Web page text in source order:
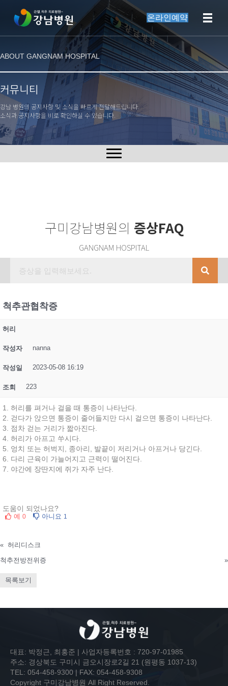
온라인예약
ABOUT GANGNAM HOSPITAL
커뮤니티
강남 병원의 공지사항 및 소식을 빠르게 전달해드립니다.
소식과 공지사항을 비로 확인하실 수 있습니다.
구미강남병원의 증상FAQ
GANGNAM HOSPITAL
척추관협착증
허리
작성자 nanna
작성일 2023-05-08 16:19
조회 223
1. 허리를 펴거나 걸을 때 통증이 나타난다.
2. 걷다가 앉으면 통증이 줄어들지만 다시 걸으면 통증이 나타난다.
3. 점차 걷는 거리가 짧아진다.
4. 허리가 아프고 쑤시다.
5. 엉치 또는 허벅지, 종아리, 발끝이 저리거나 아프거나 당긴다.
6. 다리 근육이 가늘어지고 근력이 떨어진다.
7. 야간에 장딴지에 쥐가 자주 난다.
도움이 되었나요?
예 0 아니요 1
« 허리디스크
척추전방전위증
»
목록보기
대표: 박정근, 최홍준 | 사업자등록번호 : 720-97-01985
주소: 경상북도 구미시 금오시장로2길 21 (원평동 1037-13)
TEL: 054-458-9300 | FAX: 054-458-9308
Copyright 구미강남병원 All Right Reserved.